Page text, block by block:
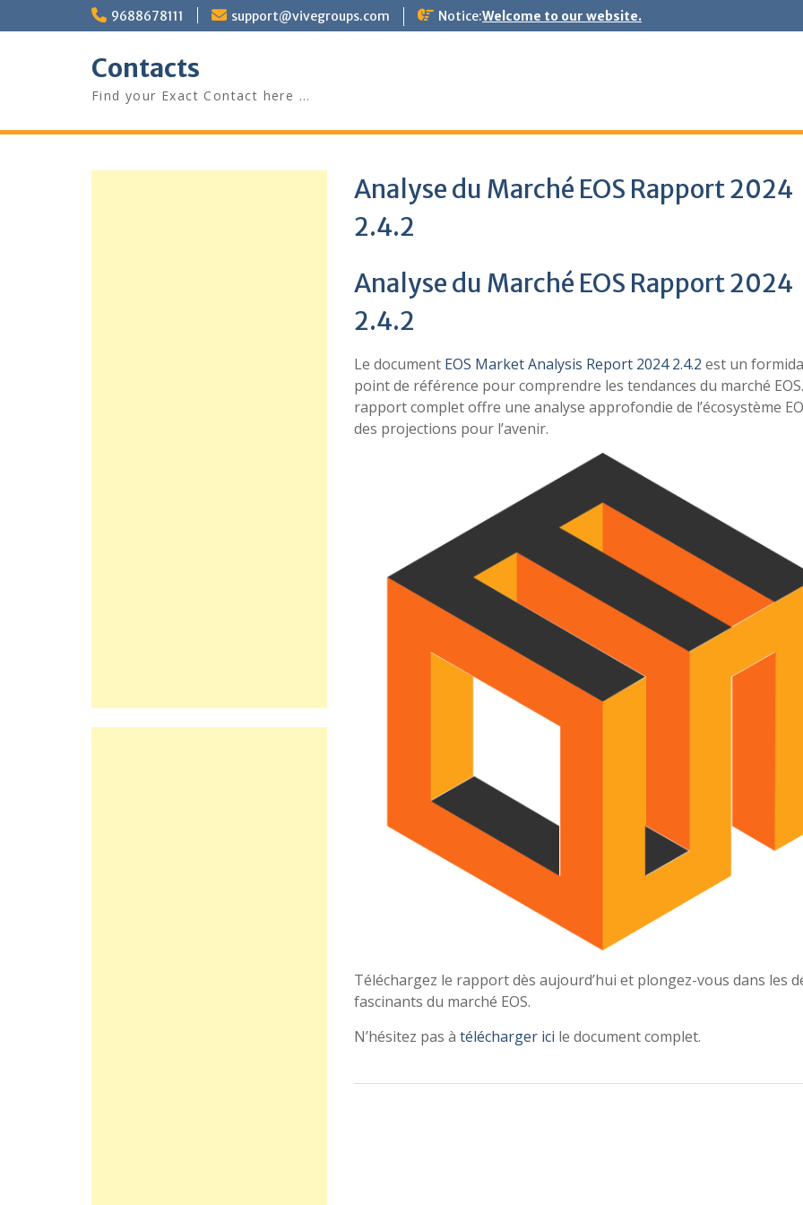
to
9688678111 support@vivegroups.com Notice:Welcome to our website.
Contacts
Find your Exact Contact here …
Analyse du Marché EOS Rapport 2024
2.4.2
Analyse du Marché EOS Rapport 2024
2.4.2
Le document EOS Market Analysis Report 2024 2.4.2 est un
point de référence pour comprendre les tendances du marché
rapport complet offre une analyse approfondie de l’écosystème
des projections pour l’avenir.
Téléchargez le rapport dès aujourd’hui et plongez-vous dans les
fascinants du marché EOS.
N’hésitez pas à télécharger ici le document complet.